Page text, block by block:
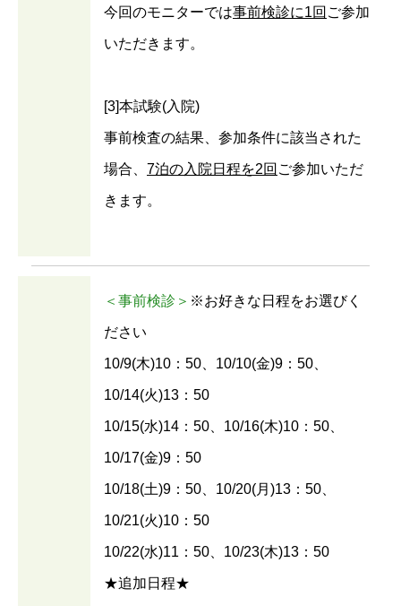
今回のモニターでは事前検診に1回 ご参加
いただきます。
[3]本試験(入院)
事前検査の結果、参加条件に該当された
場合、 7泊の入院日程を2回 ご参加いただ
きます。
＜事前検診＞ ※お好きな日程をお選びく
ださい
10/9(木)10：50、10/10(金)9：50、
10/14(火)13：50
10/15(水)14：50、10/16(木)10：50、
10/17(金)9：50
10/18(土)9：50、10/20(月)13：50、
10/21(火)10：50
10/22(水)11：50、10/23(木)13：50
★追加日程★